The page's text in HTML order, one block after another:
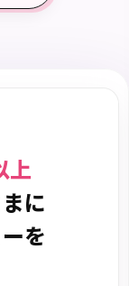
上
に
を